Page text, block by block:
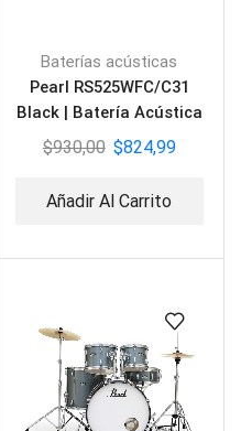
Baterías acústicas
Pearl RS525WFC/C31
Black | Batería Acústica
Roadshow
$930,00 $824,99
Añadir Al Carrito